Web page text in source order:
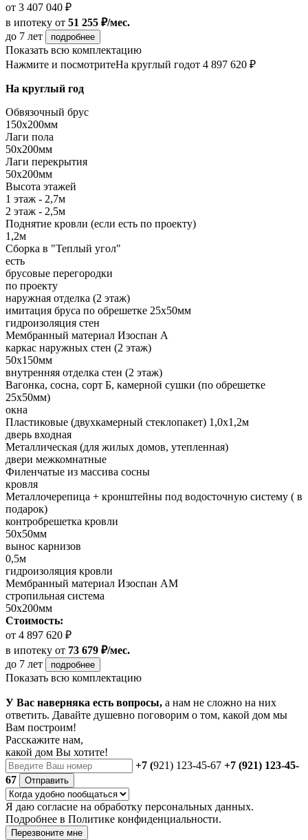
от 3 407 040 ₽
в ипотеку от 51 255 ₽/мес.
до 7 лет
подробнее
Показать всю комплектацию
Нажмите и посмотритеНа круглый годот 4 897 620 ₽
На круглый год
Обвязочный брус
150х200мм
Лаги пола
50х200мм
Лаги перекрытия
50х200мм
Высота этажей
1 этаж - 2,7м
2 этаж - 2,5м
Поднятие кровли (если есть по проекту)
1,2м
Сборка в "Теплый угол"
есть
брусовые перегородки
по проекту
наружная отделка (2 этаж)
имитация бруса по обрешетке 25х50мм
гидроизоляция стен
Мембранный материал Изоспан А
каркас наружных стен (2 этаж)
50х150мм
внутренняя отделка стен (2 этаж)
Вагонка, сосна, сорт Б, камерной сушки (по обрешетке
25х50мм)
окна
Пластиковые (двухкамерный стеклопакет) 1,0х1,2м
дверь входная
Металлическая (для жилых домов, утепленная)
двери межкомнатные
Филенчатые из массива сосны
кровля
Металлочерепица + кронштейны под водосточную систему ( в
подарок)
контробрешетка кровли
50х50мм
вынос карнизов
0,5м
гидроизоляция кровли
Мембранный материал Изоспан АМ
стропильная система
50х200мм
Стоимость:
от 4 897 620 ₽
в ипотеку от 73 679 ₽/мес.
до 7 лет
подробнее
Показать всю комплектацию
У Вас наверняка есть вопросы, а нам не сложно на них
ответить. Давайте душевно поговорим о том, какой дом мы
Вам построим!
Расскажите нам,
какой дом Вы хотите!
+7 (921) 123-45-67 +7 (921) 123-45-
67
Отправить
Я даю согласие на обработку персональных данных.
Подробнее в Политике конфиденциальности.
Перезвоните мне